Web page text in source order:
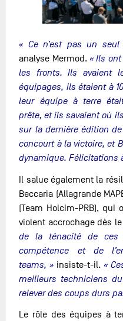
« Ce n’est pas un
analyse Mermod. « Ils
les fronts. Ils avaient
équipages, ils étaient à
leur équipe à terre
prête, et ils savaient où
sur la dernière édition
concourt à la victoire, et
dynamique. Félicitations
Il salue également la
Beccaria (Allagrande
(Team Holcim-PRB),
violent accrochage dès
de la ténacité de
compétence et de
teams, » insiste-t-il. «
meilleurs techniciens
relever des coups durs
Le rôle des équipes à